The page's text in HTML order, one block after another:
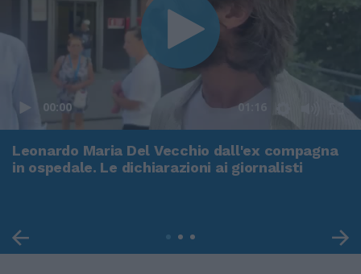
00:00 01:16
Leonardo Maria Del Vecchio dall'ex compagna
in ospedale. Le dichiarazioni ai giornalisti